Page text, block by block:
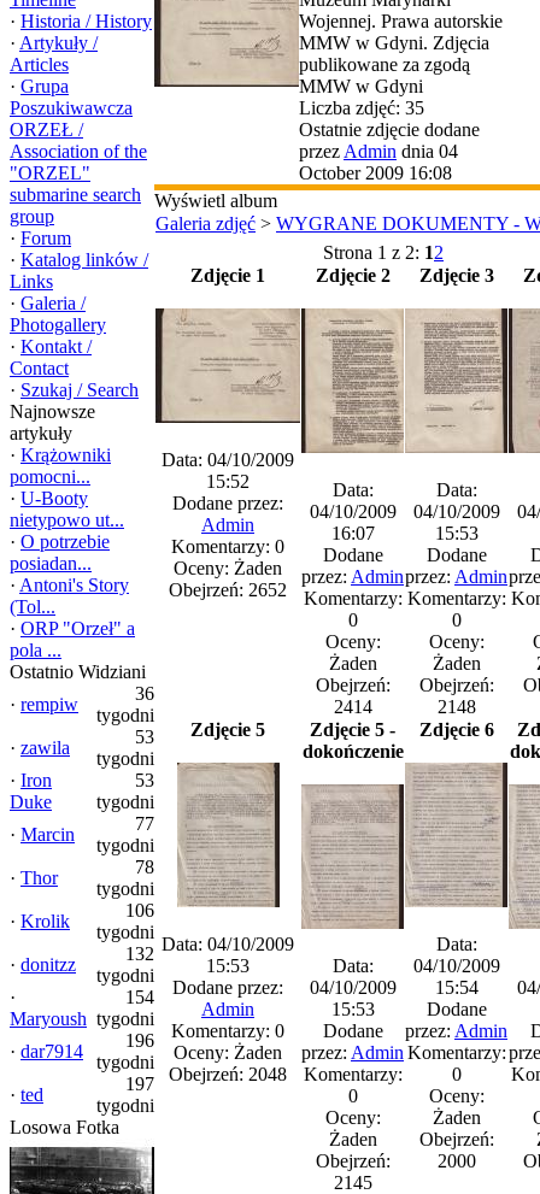
· Historia / History
· Artykuły /
Articles
· Grupa
Poszukiwawcza
ORZEŁ /
Association of the
"ORZEL"
submarine search
group
· Forum
· Katalog linków /
Links
· Galeria /
Photogallery
· Kontakt /
Contact
· Szukaj / Search
Najnowsze
artykuły
· Krążowniki
pomocni...
· U-Booty
nietypowo ut...
· O potrzebie
posiadan...
· Antoni's Story
(Tol...
· ORP "Orzeł" a
pola ...
Ostatnio Widziani
· rempiw
36
tygodni
· zawila
53
tygodni
· Iron
Duke
53
tygodni
· Marcin
77
tygodni
· Thor
78
tygodni
· Krolik
106
tygodni
· donitzz
132
tygodni
·
Maryoush
154
tygodni
· dar7914
196
tygodni
· ted
197
tygodni
Losowa Fotka
Wojennej. Prawa autorskie
MMW w Gdyni. Zdjęcia
publikowane za zgodą
MMW w Gdyni
Liczba zdjęć: 35
Ostatnie zdjęcie dodane
przez Admin dnia 04
October 2009 16:08
Wyświetl album
Galeria zdjęć > WYGRANE DOKUMENTY -
Strona 1 z 2: 12
Zdjęcie 1
Data: 04/10/2009
15:52
Dodane przez:
Admin
Komentarzy: 0
Oceny: Żaden
Obejrzeń: 2652
Zdjęcie 2
Data:
04/10/2009
16:07
Dodane
przez: Admin
Komentarzy:
0
Oceny:
Żaden
Obejrzeń:
2414
Zdjęcie 3
Data:
04/10/2009
15:53
Dodane
przez: Admin
Komentarzy:
0
Oceny:
Żaden
Obejrzeń:
2148
Zdjęcie 5
Data: 04/10/2009
15:53
Dodane przez:
Admin
Komentarzy: 0
Oceny: Żaden
Obejrzeń: 2048
Zdjęcie 5 -
dokończenie
Data:
04/10/2009
15:53
Dodane
przez: Admin
Komentarzy:
0
Oceny:
Żaden
Obejrzeń:
2145
Zdjęcie 6
Data:
04/10/2009
15:54
Dodane
przez: Admin
Komentarzy:
0
Oceny:
Żaden
Obejrzeń:
2000